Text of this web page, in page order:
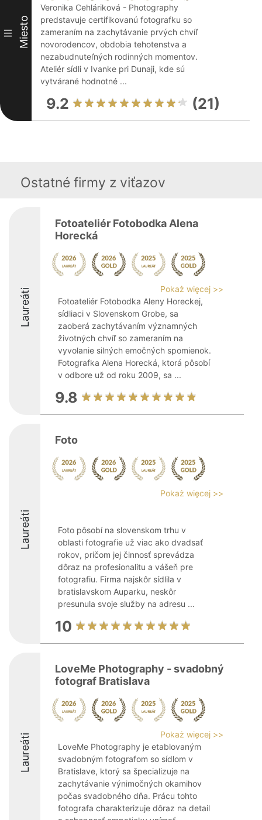
III Miesto
Veronika Cehláriková - Photography
predstavuje certifikovanú fotografku so
zameraním na zachytávanie prvých chvíľ
novorodencov, obdobia tehotenstva a
nezabudnuteľných rodinných momentov.
Ateliér sídli v Ivanke pri Dunaji, kde sú
vytvárané hodnotné ...
9.2 (21)
Ostatné firmy z viťazov
Laureáti
Fotoateliér Fotobodka Alena
Horecká
Pokaż więcej >>
Fotoateliér Fotobodka Aleny Horeckej,
sídliaci v Slovenskom Grobe, sa
zaoberá zachytávaním významných
životných chvíľ so zameraním na
vyvolanie silných emočných spomienok.
Fotografka Alena Horecká, ktorá pôsobí
v odbore už od roku 2009, sa ...
9.8
Laureáti
Foto
Pokaż więcej >>
Foto pôsobí na slovenskom trhu v
oblasti fotografie už viac ako dvadsať
rokov, pričom jej činnosť sprevádza
dôraz na profesionalitu a vášeň pre
fotografiu. Firma najskôr sídlila v
bratislavskom Auparku, neskôr
presunula svoje služby na adresu ...
10
Laureáti
LoveMe Photography - svadobný
fotograf Bratislava
Pokaż więcej >>
LoveMe Photography je etablovaným
svadobným fotografom so sídlom v
Bratislave, ktorý sa špecializuje na
zachytávanie výnimočných okamihov
počas svadobného dňa. Prácu tohto
fotografa charakterizuje dôraz na detail